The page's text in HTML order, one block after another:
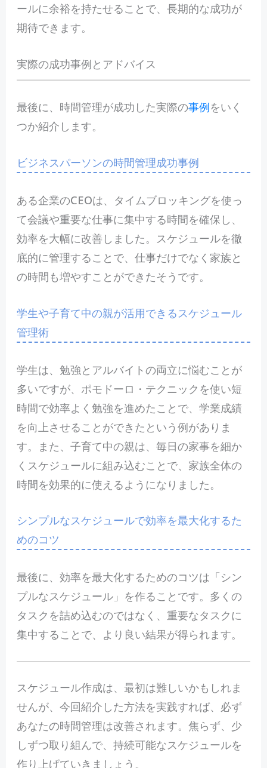
ールに余裕を持たせることで、長期的な成功が
期待できます。
実際の成功事例とアドバイス
最後に、時間管理が成功した実際の事例をいく
つか紹介します。
ビジネスパーソンの時間管理成功事例
ある企業のCEOは、タイムブロッキングを使っ
て会議や重要な仕事に集中する時間を確保し、
効率を大幅に改善しました。スケジュールを徹
底的に管理することで、仕事だけでなく家族と
の時間も増やすことができたそうです。
学生や子育て中の親が活用できるスケジュール
管理術
学生は、勉強とアルバイトの両立に悩むことが
多いですが、ポモドーロ・テクニックを使い短
時間で効率よく勉強を進めたことで、学業成績
を向上させることができたという例がありま
す。また、子育て中の親は、毎日の家事を細か
くスケジュールに組み込むことで、家族全体の
時間を効果的に使えるようになりました。
シンプルなスケジュールで効率を最大化するた
めのコツ
最後に、効率を最大化するためのコツは「シン
プルなスケジュール」を作ることです。多くの
タスクを詰め込むのではなく、重要なタスクに
集中することで、より良い結果が得られます。
スケジュール作成は、最初は難しいかもしれま
せんが、今回紹介した方法を実践すれば、必ず
あなたの時間管理は改善されます。焦らず、少
しずつ取り組んで、持続可能なスケジュールを
作り上げていきましょう。